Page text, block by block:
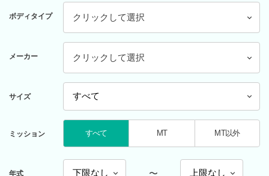
ボディタイプ クリックして選択
メーカー クリックして選択
サイズ
ミッション すべて MT MT以外
年式 〜